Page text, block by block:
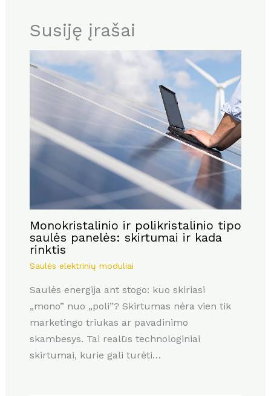
Susiję įrašai
Monokristalinio ir polikristalinio tipo
saulės panelės: skirtumai ir kada
rinktis
Saulės elektrinių moduliai
Saulės energija ant stogo: kuo skiriasi
„mono” nuo „poli”? Skirtumas nėra vien tik
marketingo triukas ar pavadinimo
skambesys. Tai realūs technologiniai
skirtumai, kurie gali turėti…